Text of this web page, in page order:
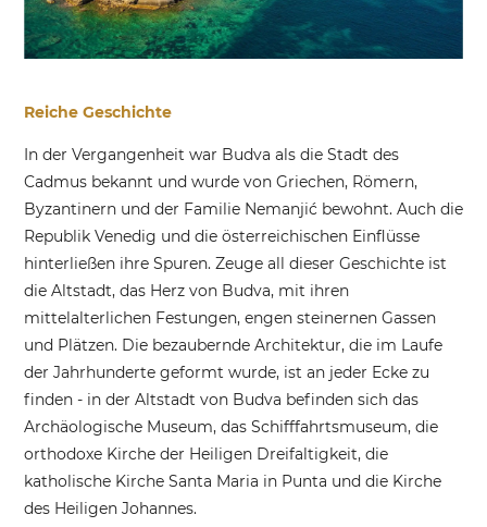
Reiche Geschichte
In der Vergangenheit war Budva als die Stadt des
Cadmus bekannt und wurde von Griechen, Römern,
Byzantinern und der Familie Nemanjić bewohnt. Auch die
Republik Venedig und die österreichischen Einflüsse
hinterließen ihre Spuren. Zeuge all dieser Geschichte ist
die Altstadt, das Herz von Budva, mit ihren
mittelalterlichen Festungen, engen steinernen Gassen
und Plätzen. Die bezaubernde Architektur, die im Laufe
der Jahrhunderte geformt wurde, ist an jeder Ecke zu
finden - in der Altstadt von Budva befinden sich das
Archäologische Museum, das Schifffahrtsmuseum, die
orthodoxe Kirche der Heiligen Dreifaltigkeit, die
katholische Kirche Santa Maria in Punta und die Kirche
des Heiligen Johannes.